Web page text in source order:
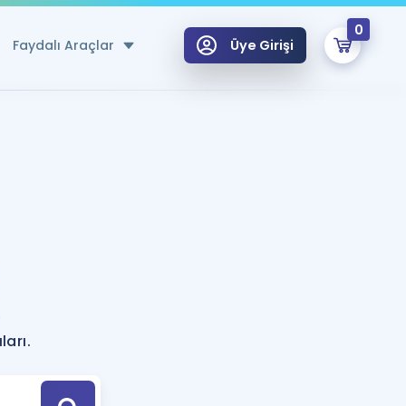
Faydalı Araçlar
Hesaplama Aracı
için Öneriler
Tek Takvimde
Üye Girişi
0
Hoca ile seni sınava hazırlayacak onlarca eğitim seni bekliyor!